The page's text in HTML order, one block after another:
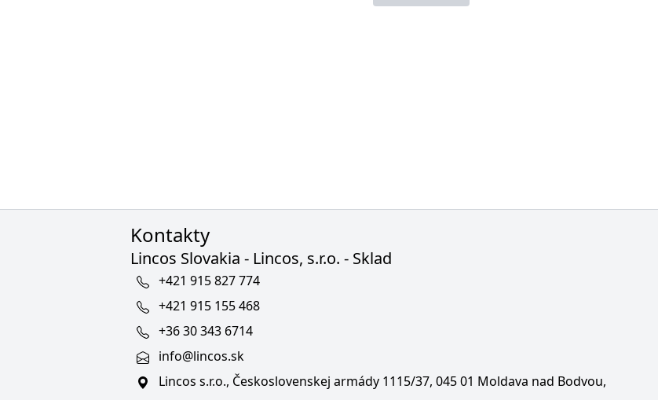
Kontakty
Lincos Slovakia - Lincos, s.r.o. - Sklad
+421 915 827 774
+421 915 155 468
+36 30 343 6714
info@lincos.sk
Lincos s.r.o., Československej armády 1115/37, 045 01 Moldava nad Bodvou,